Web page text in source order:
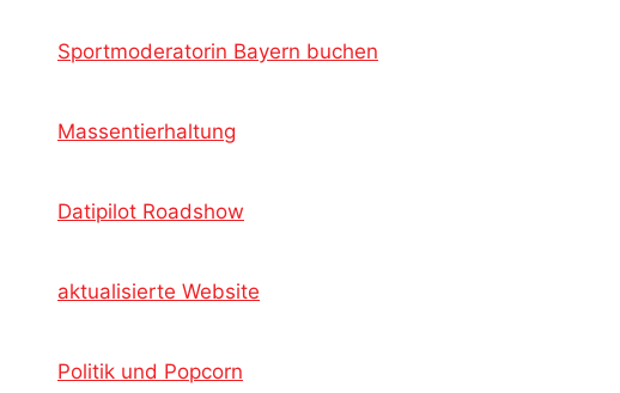
Sportmoderatorin Bayern buchen
Massentierhaltung
Datipilot Roadshow
aktualisierte Website
Politik und Popcorn